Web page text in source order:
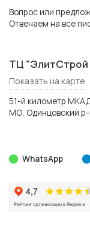
Вопрос или
Отвечаем на все
ТЦ
Показать на карте
51-й километр
МО, Одинцовский р-
WhatsApp